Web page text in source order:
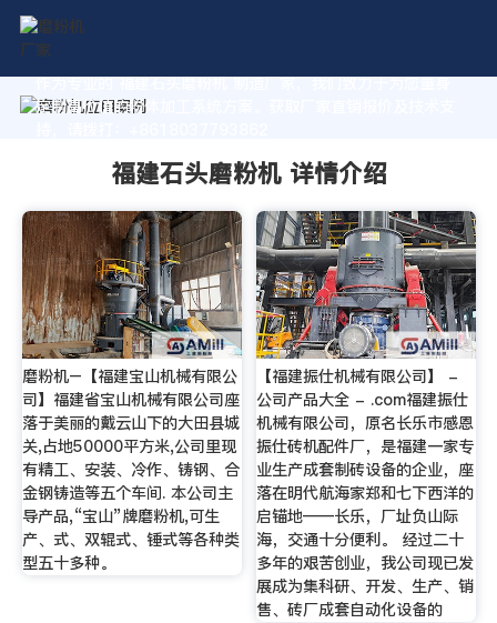
作为专业的 福建石头磨粉机 制造厂家，我们致力于为您量身
定制高价值的粉体加工系统方案。获取厂家直销报价及技术支
福建石头磨粉机 详情介绍
磨粉机–【福建宝山机械有限公
司】福建省宝山机械有限公司座
落于美丽的戴云山下的大田县城
关,占地50000平方米,公司里现
有精工、安装、冷作、铸钢、合
金钢铸造等五个车间. 本公司主
导产品,“宝山”牌磨粉机,可生
产、式、双辊式、锤式等各种类
型五十多种。
【福建振仕机械有限公司】 -
公司产品大全 - .com福建振仕
机械有限公司，原名长乐市感恩
振仕砖机配件厂，是福建一家专
业生产成套制砖设备的企业，座
落在明代航海家郑和七下西洋的
启锚地——长乐，厂址负山际
海，交通十分便利。 经过二十
多年的艰苦创业，我公司现已发
展成为集科研、开发、生产、销
售、砖厂成套自动化设备的